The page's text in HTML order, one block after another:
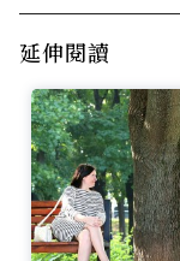
延伸閱讀